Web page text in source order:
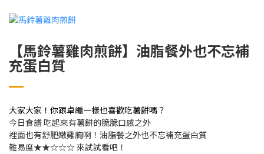
【馬鈴薯雞肉煎餅】油脂餐外也不忘補
充蛋白質
大家大家！你跟卓編一樣也喜歡吃薯餅嗎？
今日食譜 吃起來有薯餅的脆脆口感之外
裡面也有舒肥嫩雞胸啊！油脂餐之外也不忘補充蛋白質
難易度★★☆☆☆來試試看吧！